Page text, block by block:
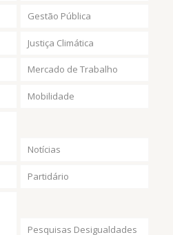
Gestão Pública
Justiça Climática
Mercado de Trabalho
Mobilidade
Notícias
Partidário
Pesquisas Desigualdades